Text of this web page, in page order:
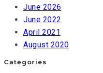
June 2026
June 2022
April 2021
August 2020
Categories